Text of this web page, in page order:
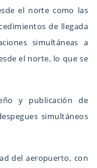
el norte como las
de llegada
simultáneas a
el norte, lo que se
y publicación de
simultáneos
del aeropuerto, con